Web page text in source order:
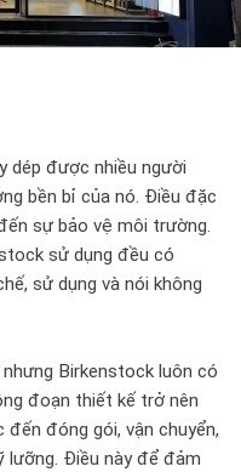
dép được nhiều người
bền bỉ của nó. Điều đặc
sự bảo vệ môi trường.
sử dụng đều có
sử dụng và nói không
Birkenstock luôn có
đoạn thiết kế trở nên
đến đóng gói, vận chuyển,
lưỡng. Điều này để đảm